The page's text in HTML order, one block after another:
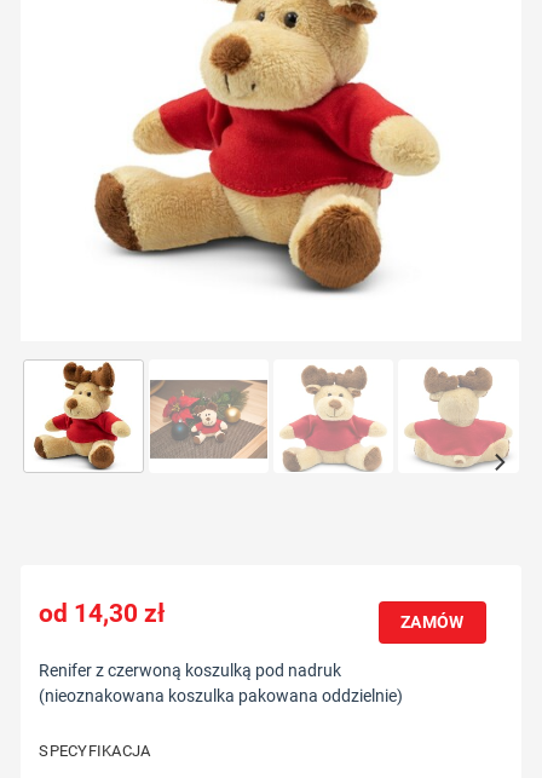
14,30zł ZAMÓW
Renifer z czerwoną koszulką pod nadruk
(nieoznakowana koszulka pakowana oddzielnie)
SPECYFIKACJA